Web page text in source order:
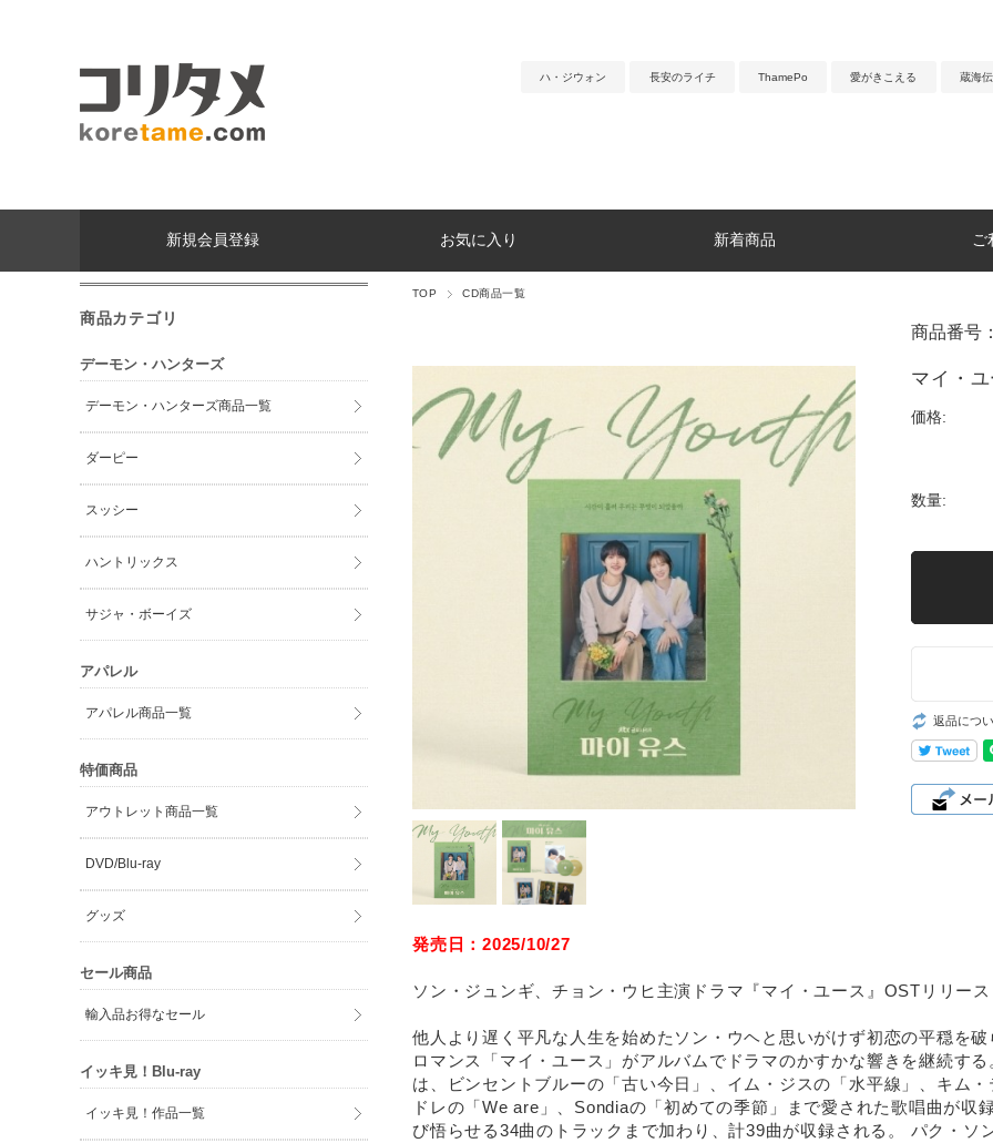
ハ・ジウォン 長安のライチ ThamePo 愛がきこえる 蔵海伝
新規会員登録 お気に入り 新着商品 ご
TOP CD商品一覧
商品番号
マイ・
価格:
数量:
返品につ
発売日：2025/10/27
ソン・ジュンギ、チョン・ウヒ主演ドラマ『マイ・ユース』OSTリリー
他人より遅く平凡な人生を始めたソン・ウヘと思いがけず初恋の平穏を
ロマンス「マイ・ユース」がアルバムでドラマのかすかな響きを継続す
は、ビンセントブルーの「古い今日」、イム・ジスの「水平線」、キム
ドレの「We are」、Sondiaの「初めての季節」まで愛された歌唱曲が
び悟らせる34曲のトラックまで加わり、計39曲が収録される。 パク・
商品カテゴリ
デーモン・ハンターズ
デーモン・ハンターズ商品一覧
ダーピー
スッシー
ハントリックス
サジャ・ボーイズ
アパレル
アパレル商品一覧
特価商品
アウトレット商品一覧
DVD/Blu-ray
グッズ
セール商品
輸入品お得なセール
イッキ見！Blu-ray
イッキ見！作品一覧